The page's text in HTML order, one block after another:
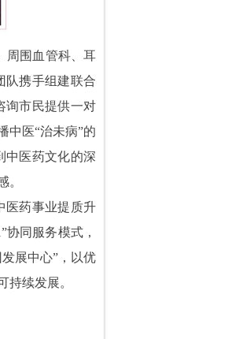
周围血管科、耳
队携手组建联合
询市民提供一对
中医“治未病”的
中医药文化的深
。
医药事业提质升
同服务模式，
展中心”，以优
持续发展。